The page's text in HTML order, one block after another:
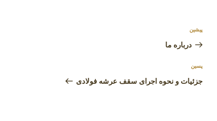
نوشته
قبلی
پیشین
درباره ما
نوشته‌ٔ
بعدی
پسین
جزئیات و نحوه اجرای سقف عرشه فولادی